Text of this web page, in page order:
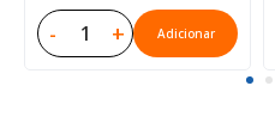
- + Adicionar